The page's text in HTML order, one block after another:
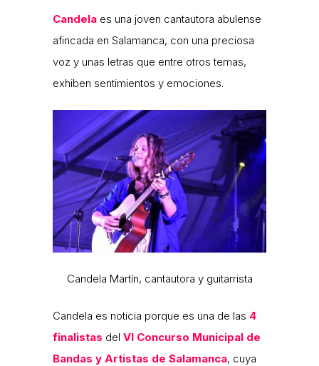
Candela es una joven cantautora abulense
afincada en Salamanca, con una preciosa
voz y unas letras que entre otros temas,
exhiben sentimientos y emociones.
Candela Martín, cantautora y guitarrista
Candela es noticia porque es una de las 4
finalistas del VI Concurso Municipal de
Bandas y Artistas de Salamanca, cuya